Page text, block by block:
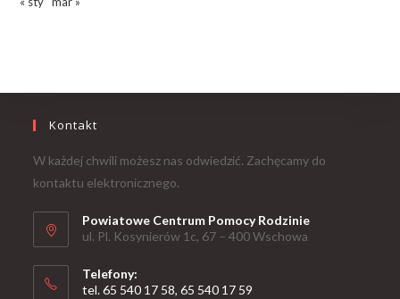
Kontakt
W każdej chwili możesz nas odwiedzić. Zachęcamy do
kontaktu elektronicznego.
Powiatowe Centrum Pomocy Rodzinie
ul. Pl. Kosynierów 1c, 67 – 400 Wschowa
Telefony:
tel. 65 540 17 58, 65 540 17 59